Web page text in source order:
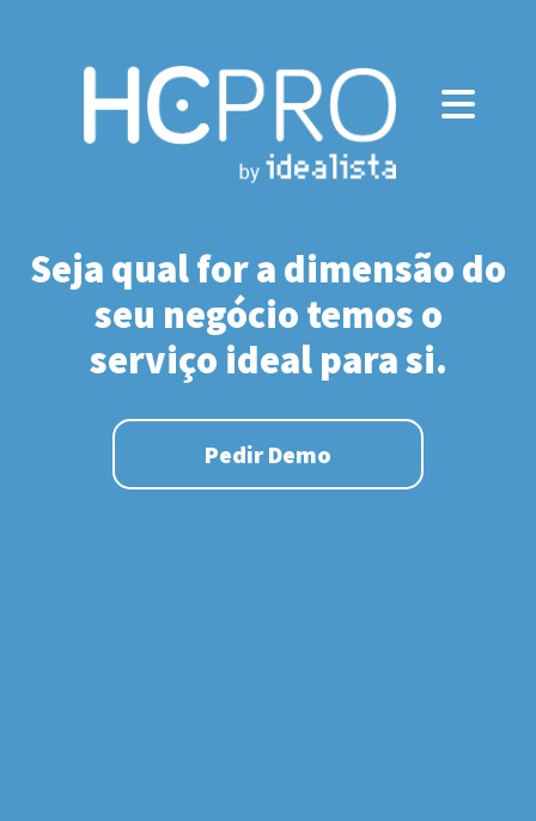
Seja qual for a dimensão do
seu negócio temos o
serviço ideal para si.
Pedir Demo